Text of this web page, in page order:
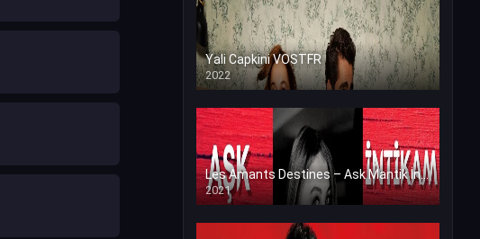
Yali Capkini VOSTFR
2022
Les Amants Destines – Ask Mantik İntikam en VF (Voix Francaise)
2021